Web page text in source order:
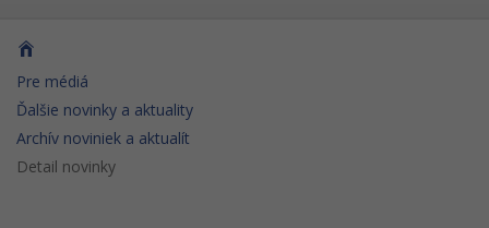
Pre médiá
Ďalšie novinky a aktuality
Archív noviniek a aktualít
Detail novinky